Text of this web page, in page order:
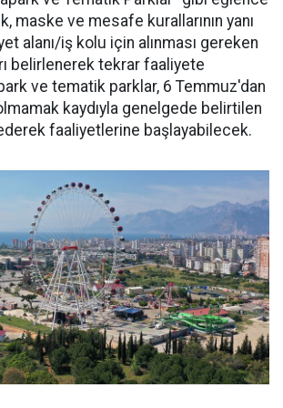
maske ve mesafe kurallarının yanı
alanı/iş kolu için alınması gereken
belirlenerek tekrar faaliyete
ve tematik parklar, 6 Temmuz'dan
kaydıyla genelgede belirtilen
faaliyetlerine başlayabilecek.